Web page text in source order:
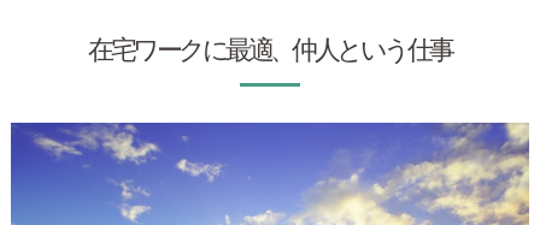
在宅ワークに最適、仲人という仕事